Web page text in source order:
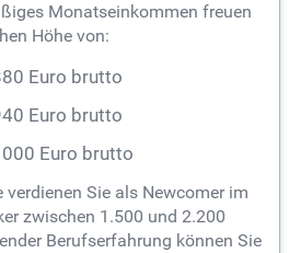
Monatseinkommen freuen
Höhe von:
Euro brutto
Euro brutto
Euro brutto
Sie als Newcomer im
zwischen 1.500 und 2.200
Berufserfahrung können Sie